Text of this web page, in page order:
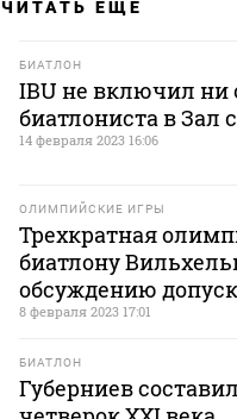
ЧИТАТЬ ЕЩЕ
БИАТЛОН
IBU не включил ни
биатлониста в
14 февраля 2023 16:06
ОЛИМПИЙСКИЕ ИГРЫ
Трехкратная
биатлону
обсуждению
8 февраля 2023 17:01
БИАТЛОН
Губерниев